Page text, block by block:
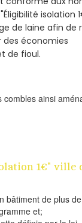
isolation
de laine afin de
économies
de fioul.
ainsi
1€" ville
bâtiment de plus
et;